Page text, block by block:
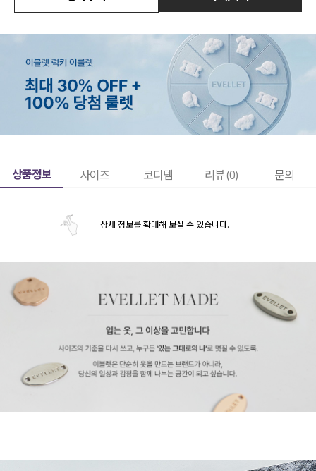
상품정보 사이즈 코디템 리뷰 (0) 문의
상세 정보를 확대해 보실 수 있습니다.